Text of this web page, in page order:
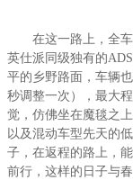
在这一路上，全
英仕派同级独有的
平的乡野路面，车辆
秒调整一次），最大
觉，仿佛坐在魔毯之
以及混动车型先天的
子，在返程的路上，
前行，这样的日子与